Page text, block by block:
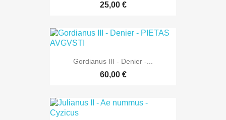
25,00 €
Gordianus III - Denier -...
60,00 €